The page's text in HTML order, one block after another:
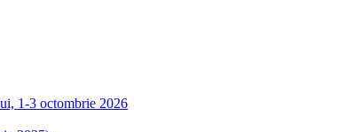
1-3 octombrie 2026